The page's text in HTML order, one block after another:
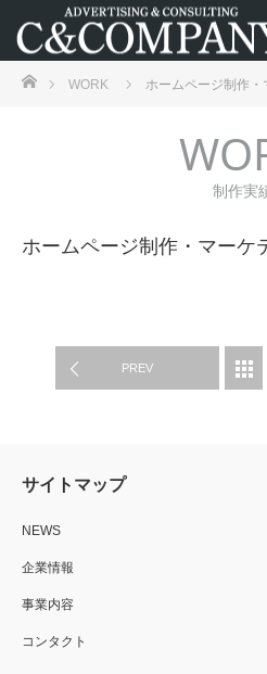
ホームWORK ホームページ制作・
制作実
ホームページ制作・マーケ
PREV
WORK
サイトマップ
NEWS
企業情報
事業内容
コンタクト